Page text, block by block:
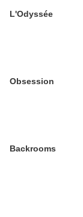
L'Odyssée
Obsession
Backrooms